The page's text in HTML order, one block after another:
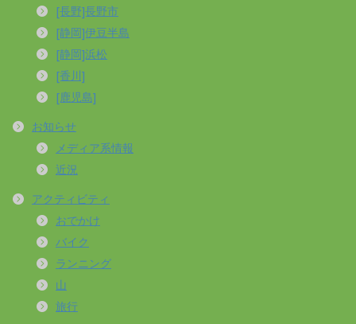
[長野]長野市
[静岡]伊豆半島
[静岡]浜松
[香川]
[鹿児島]
お知らせ
メディア系情報
近況
アクティビティ
おでかけ
バイク
ランニング
山
旅行